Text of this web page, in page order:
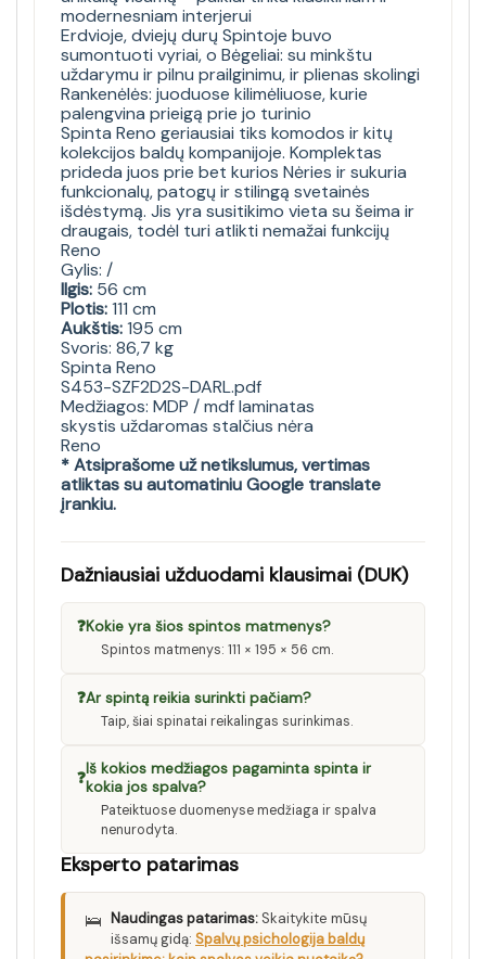
modernesniam interjerui
Erdvioje, dviejų durų Spintoje buvo
sumontuoti vyriai, o Bėgeliai: su minkštu
uždarymu ir pilnu prailginimu, ir plienas skolingi
Rankenėlės: juoduose kilimėliuose, kurie
palengvina prieigą prie jo turinio
Spinta Reno geriausiai tiks komodos ir kitų
kolekcijos baldų kompanijoje. Komplektas
prideda juos prie bet kurios Nėries ir sukuria
funkcionalų, patogų ir stilingą svetainės
išdėstymą. Jis yra susitikimo vieta su šeima ir
draugais, todėl turi atlikti nemažai funkcijų
Reno
Gylis: /
Ilgis: 56 cm
Plotis:111 cm
Aukštis:195 cm
Svoris: 86,7 kg
Spinta Reno
S453-SZF2D2S-DARL.pdf
Medžiagos: MDP / mdf laminatas
skystis uždaromas stalčius nėra
Reno
* Atsiprašome už netikslumus, vertimas
atliktas su automatiniu Google translate
įrankiu.
Dažniausiai užduodami klausimai (DUK)
❓Kokie yra šios spintos matmenys?
Spintos matmenys: 111 × 195 × 56 cm.
❓Ar spintą reikia surinkti pačiam?
Taip, šiai spinatai reikalingas surinkimas.
❓Iš kokios medžiagos pagaminta spinta ir
kokia jos spalva?
Pateiktuose duomenyse medžiaga ir spalva
nenurodyta.
Eksperto patarimas
🛌 Naudingas patarimas: Skaitykite mūsų
išsamų gidą: Spalvų psichologija baldų